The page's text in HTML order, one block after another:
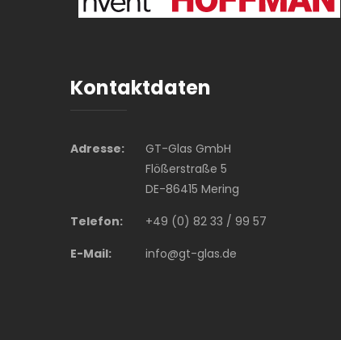
Kontaktdaten
Adresse:
GT-Glas GmbH
Flößerstraße 5
DE-86415 Mering
Telefon:
+49 (0) 82 33 / 99 57
E-Mail:
info@gt-glas.de